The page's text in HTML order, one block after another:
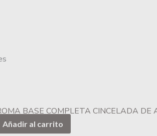
BASE COMPLETA CINCELADA
Añadir al carrito